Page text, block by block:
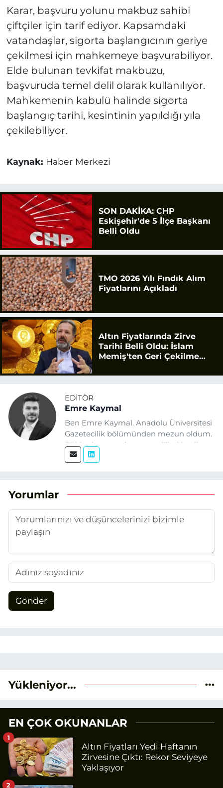
Karar, başvuru yolunu makbuz sahibi
çiftçiler için tarif ediyor. Kapsamdaki
vatandaşlar, sigorta başlangıcının geriye
çekilmesi için mahkemeye başvurabiliyor.
Elde bulunan tevkifat makbuzu,
başvuruda temel delil olarak kullanılıyor.
Mahkemenin kabulü halinde sigorta
başlangıç tarihi, kesintinin yapıldığı yıla
çekilebiliyor.
Kaynak: Haber Merkezi
SON DAKİKA: CHP
Eskişehir'de 5 İlçe Başkanı
Belli Oldu
TMO 2026 Yılı Fındık Alım
Fiyatlarını Açıkladı
Altın Fiyatlarında Zirve
Tarihi Belli Oldu: İslam
Memiş'ten Geri Çekilme
EDITÖR
Emre Kaymal
Ben Emre Kaymal. Anadolu Üniversitesi
Gazetecilik bölümünden mezun oldum.
Eğitim hayatım boyunca dijital içerik
üretimi ve arama motoru
temel alıyorum.
Yorumlar
Gönder
Yükleniyor...
EN ÇOK OKUNANLAR
Altın Fiyatları Yedi Haftanın
Zirvesine Çıktı: Rekor Seviyeye
Yaklaşıyor
1
2